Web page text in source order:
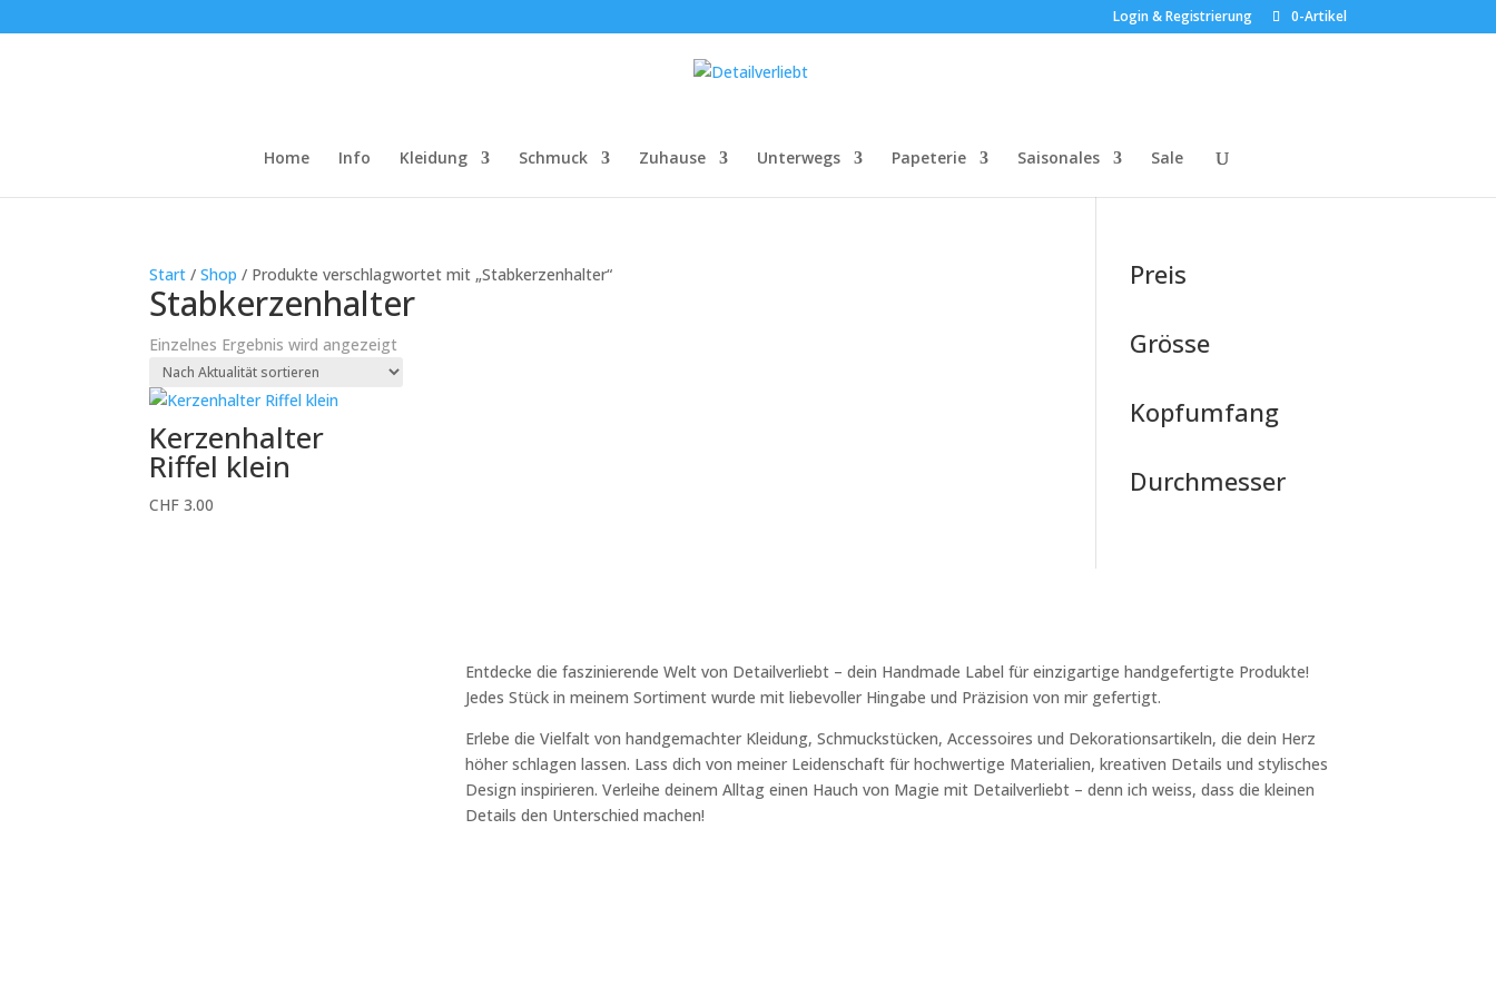
Login & Registrierung 0-Artikel
Home Info Kleidung Schmuck Zuhause Unterwegs Papeterie Saisonales Sale
Start /Shop / Produkte verschlagwortet mit „Stabkerzenhalter“
Stabkerzenhalter
Einzelnes Ergebnis wird angezeigt
Kerzenhalter
Riffel klein
CHF 3.00
Preis
Grösse
Kopfumfang
Durchmesser
Entdecke die faszinierende Welt von Detailverliebt – dein Handmade Label für einzigartige handgefertigte Produkte!
Jedes Stück in meinem Sortiment wurde mit liebevoller Hingabe und Präzision von mir gefertigt.
Erlebe die Vielfalt von handgemachter Kleidung, Schmuckstücken, Accessoires und Dekorationsartikeln, die dein Herz
höher schlagen lassen. Lass dich von meiner Leidenschaft für hochwertige Materialien, kreativen Details und stylisches
Design inspirieren. Verleihe deinem Alltag einen Hauch von Magie mit Detailverliebt – denn ich weiss, dass die kleinen
Details den Unterschied machen!